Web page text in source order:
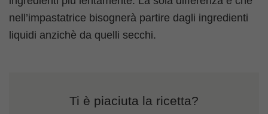
nell’impastatrice bisognerà partire dagli ingredienti
liquidi anzichè da quelli secchi.
Ti è piaciuta la ricetta?